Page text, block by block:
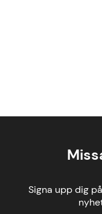
Signa upp dig